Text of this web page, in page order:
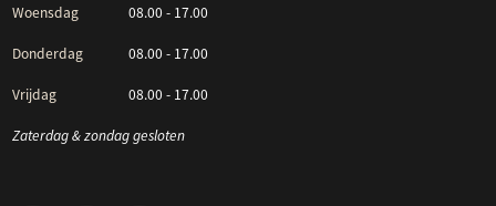
Woensdag 08.00 - 17.00
Donderdag 08.00 - 17.00
Vrijdag 08.00 - 17.00
Zaterdag & zondag gesloten